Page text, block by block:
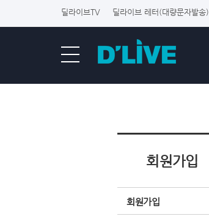
딜라이브TV 딜라이브 레터(대량문자발송)
회원가입
회원가입